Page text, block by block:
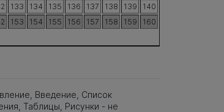
133 134 135 136 137 138 139
140
153 154 155 156 157 158 159
160
Введение, Список
Таблицы, Рисунки - не